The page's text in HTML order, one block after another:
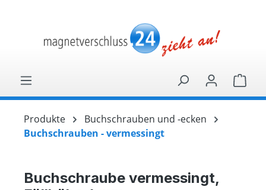
Produkte
Buchschrauben und -ecken
Buchschrauben - vermessingt
Buchschraube vermessingt,